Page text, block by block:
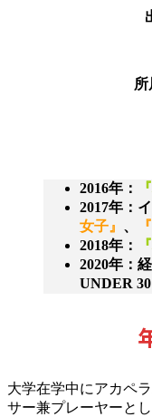
所
2016年：
2017年：
女子』 、
2018年：
2020年：
UNDER
大学在学中にアカペ
サー兼プレーヤーと